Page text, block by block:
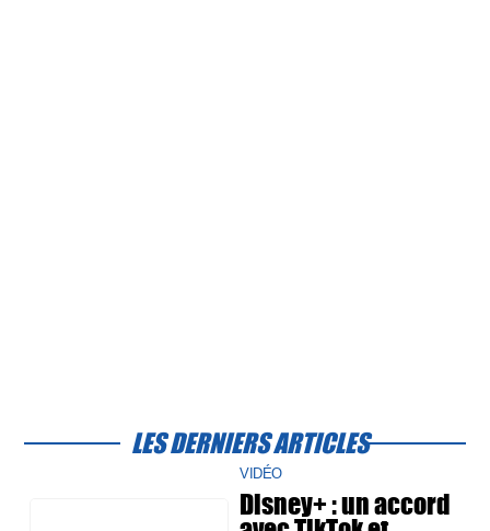
LES DERNIERS ARTICLES
VIDÉO
Disney+ : un accord